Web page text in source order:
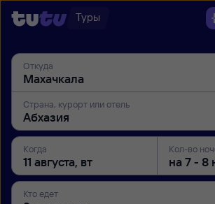
Туры
Откуда
Страна, курорт или отель
Когда Кол-во
Кто едет